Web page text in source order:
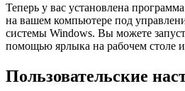
Теперь у вас установлена
на вашем компьютере под
системы Windows. Вы можете
помощью ярлыка на рабочем столе
Пользовательские